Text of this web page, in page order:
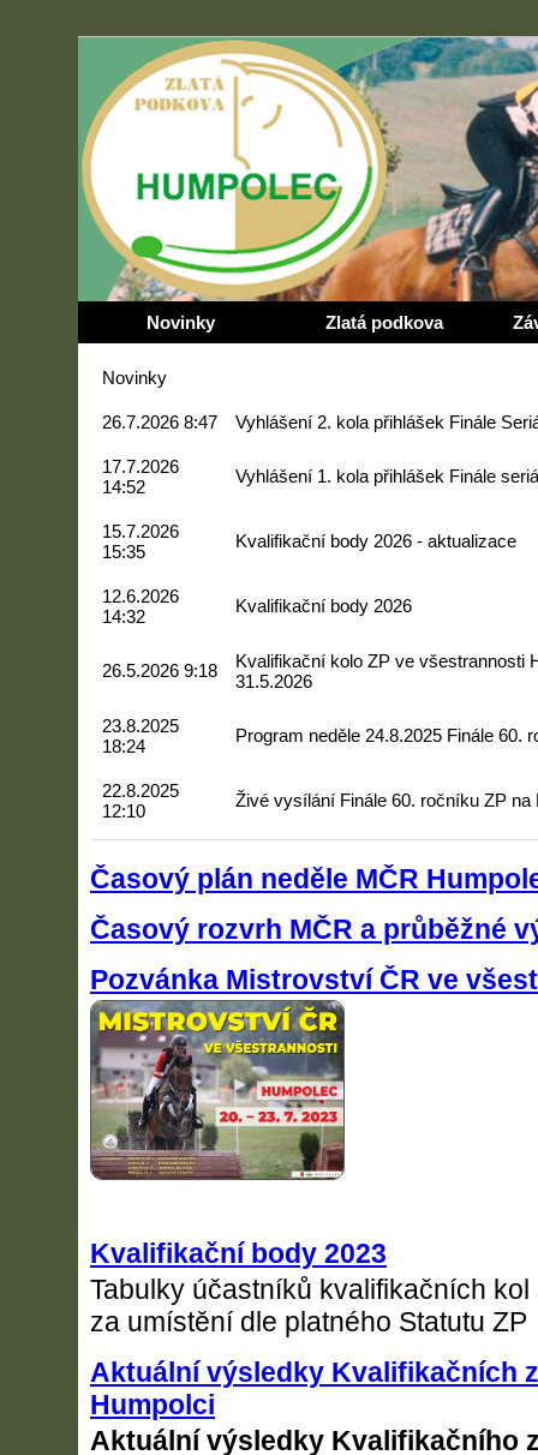
Novinky Zlatá podkova
Novinky
26.7.2026 8:47 Vyhlášení 2. kola přihlášek Finále
17.7.2026
14:52
Vyhlášení 1. kola přihlášek Finále
15.7.2026
15:35
Kvalifikační body 2026 - aktualizace
12.6.2026
14:32
Kvalifikační body 2026
26.5.2026 9:18
Kvalifikační kolo ZP ve všestrannosti
31.5.2026
23.8.2025
18:24
Program neděle 24.8.2025 Finále 60.
22.8.2025
12:10
Živé vysílání Finále 60. ročníku ZP na
Časový plán neděle MČR
Časový rozvrh MČR a průběžné
Pozvánka Mistrovství ČR ve
Kvalifikační body 2023
Tabulky účastníků kvalifikačních
za umístění dle platného Statutu ZP
Aktuální výsledky Kvalifikačních
Humpolci
Aktuální výsledky Kvalifikačního